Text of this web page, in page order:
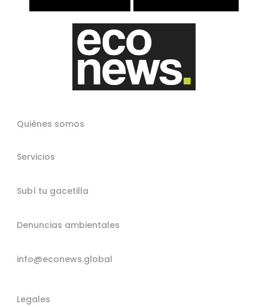
Quiénes somos
Servicios
Subí tu gacetilla
Denuncias ambientales
info@econews.global
Legales